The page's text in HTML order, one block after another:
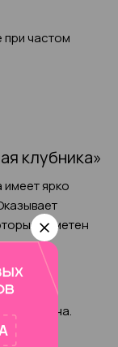
частом
клубника»
ярко
заметен
коллагена.